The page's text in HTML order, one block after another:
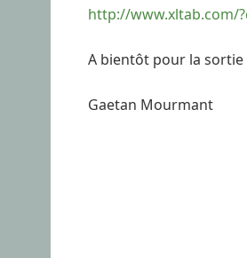
http://www.xltab.com/
A bientôt pour la sortie
Gaetan Mourmant